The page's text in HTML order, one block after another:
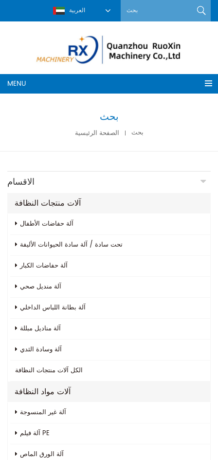
العربية
MENU
بحث
الصفحة الرئيسية بحث
الاقسام
آلات منتجات النظافة
آلة حفاضات الأطفال
تحت سادة / آلة سادة الحيوانات الأليفة
آلة حفاضات الكبار
آلة منديل صحي
آلة بطانة اللباس الداخلي
آلة مناديل مبللة
آلة وسادة الثدي
الكل آلات منتجات النظافة
آلات مواد النظافة
آلة غير المنسوجة
آلة فيلم PE
آلة الورق الماص